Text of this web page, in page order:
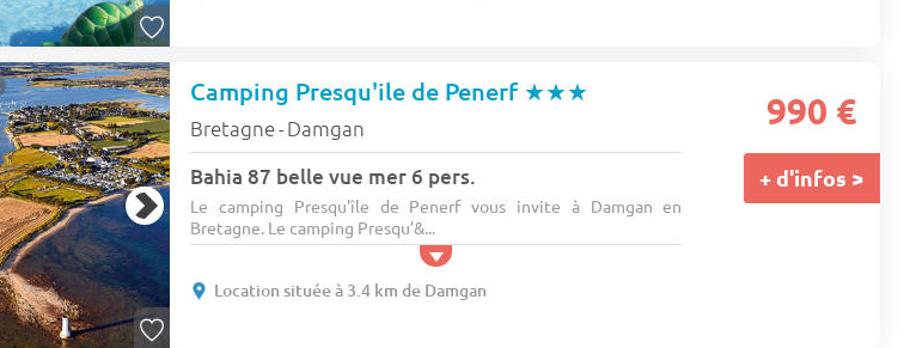
Camping Presqu'ile de Penerf★★★
Bretagne- Damgan
Bahia 87 belle vue mer 6 pers.
Le camping Presqu'île de Penerf vous invite à Damgan en
Bretagne. Le camping Presqu’&...
Location située à 3.4 km de Damgan
990 €
+ d'infos >